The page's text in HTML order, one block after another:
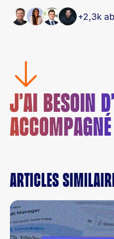
+2,3k
J’AI BESOIN
ACCOMPAGNÉ
Articles